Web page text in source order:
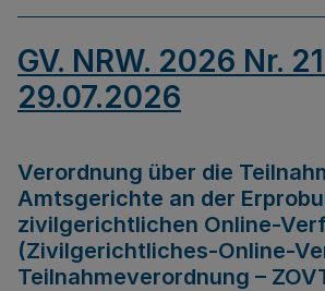
GV. NRW. 2026 Nr.
29.07.2026
Verordnung über die
Amtsgerichte an der
zivilgerichtlichen Online-
(Zivilgerichtliches-Online-
Teilnahmeverordnung –